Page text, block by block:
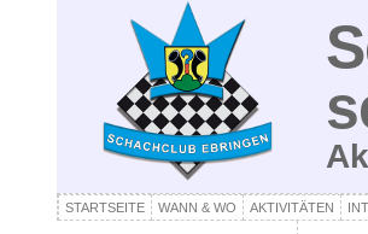
STARTSEITE WANN & WO AKTIVITÄTEN